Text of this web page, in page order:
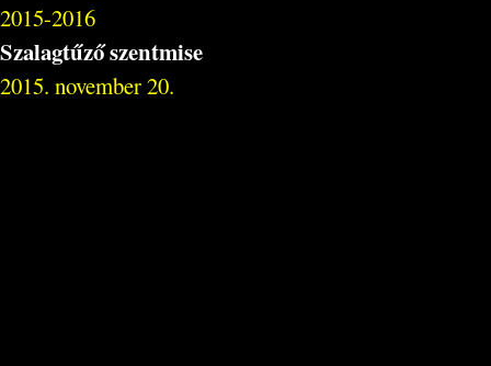
2015-2016
Szalagtűző szentmise
2015. november 20.